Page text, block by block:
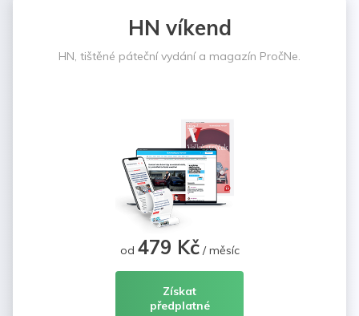
HN víkend
HN, tištěné páteční vydání a magazín PročNe.
od 479 Kč/ měsíc
Získat
předplatné